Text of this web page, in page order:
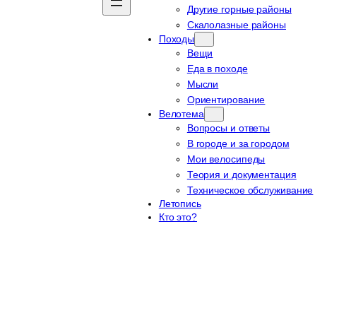
Другие горные районы
Скалолазные районы
Походы
Вещи
Еда в походе
Мысли
Ориентирование
Велотема
Вопросы и ответы
В городе и за городом
Мои велосипеды
Теория и документация
Техническое обслуживание
Летопись
Кто это?